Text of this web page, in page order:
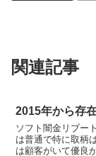
関連記事
2015年から存
ソフト闇金リブー
は普通で特に取柄
は顧客がいて優良